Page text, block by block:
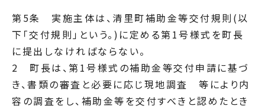
第5条 実施主体は、清里町補助金等交付規則(以
下「交付規則」という。)に定める第1号様式を町長
に提出しなければならない。
2 町長は、第1号様式の補助金等交付申請に基づ
き、書類の審査と必要に応じ現地調査 等により内
容の調査をし、補助金等を交付すべきと認めたとき